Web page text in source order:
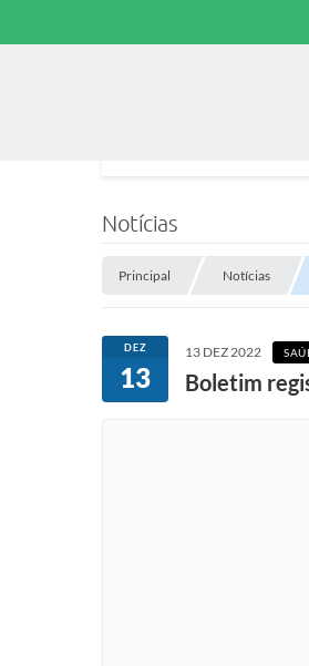
Notícias
Principal Notícias
DEZ
13
13 DEZ 2022
Boletim